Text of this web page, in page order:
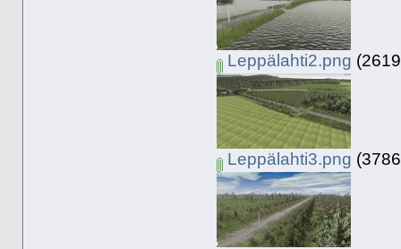
Leppälahti2.png
Leppälahti3.png